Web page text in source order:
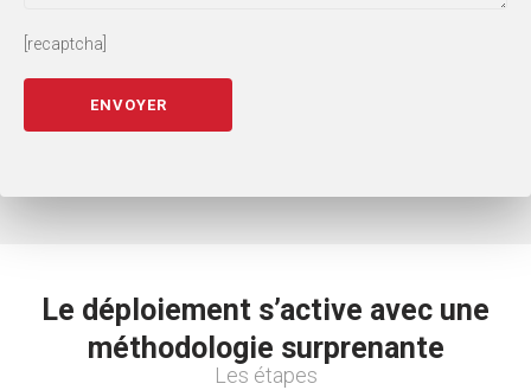
[recaptcha]
Le déploiement s’active avec une
méthodologie surprenante
Les étapes